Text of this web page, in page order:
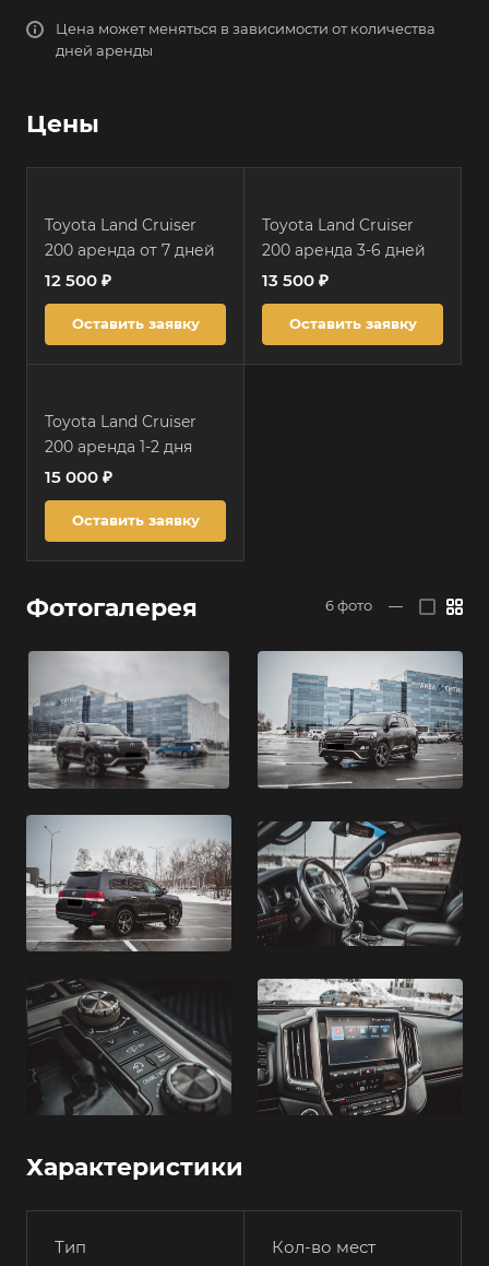
Цена может меняться в зависимости от количества
дней аренды
Цены
Toyota Land Cruiser
200 аренда от 7 дней
12 500 ₽
Оставить заявку
Toyota Land Cruiser
200 аренда 3-6 дней
13 500 ₽
Оставить заявку
Toyota Land Cruiser
200 аренда 1-2 дня
15 000 ₽
Оставить заявку
Фотогалерея 6фото —
Характеристики
Тип Кол-во мест